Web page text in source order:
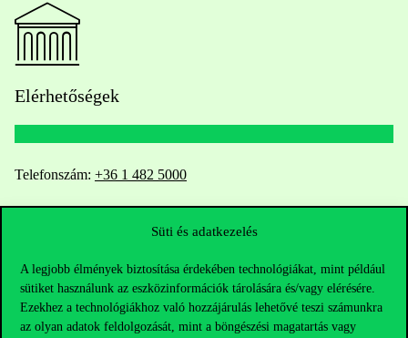
Süti és adatkezelés
A legjobb élmények biztosítása érdekében technológiákat, mint például
sütiket használunk az eszközinformációk tárolására és/vagy elérésére.
Ezekhez a technológiákhoz való hozzájárulás lehetővé teszi számunkra
az olyan adatok feldolgozását, mint a böngészési magatartás vagy
Elérhetőségek
Telefonszám: +36 1 482 5000
Oktatói elérhetőségek
HUB jelenlegi hallgatóinknak